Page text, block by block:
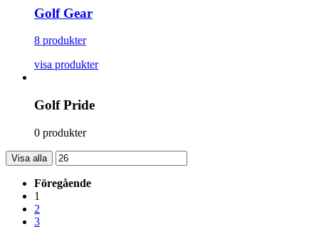
Golf Gear
8 produkter
visa produkter
Golf Pride
0 produkter
Visa alla
Föregående
1
2
3